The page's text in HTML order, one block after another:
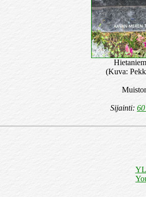
(Kuva:
Sijainti: